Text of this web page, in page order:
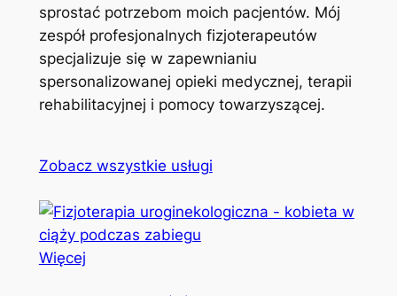
sprostać potrzebom moich pacjentów. Mój
zespół profesjonalnych fizjoterapeutów
specjalizuje się w zapewnianiu
spersonalizowanej opieki medycznej, terapii
rehabilitacyjnej i pomocy towarzyszącej.
Zobacz wszystkie usługi
Więcej